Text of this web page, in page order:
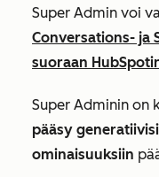
Super Admin voi
Conversations- ja
suoraan
Super Adminin on
pääsy
ominaisuuksiin